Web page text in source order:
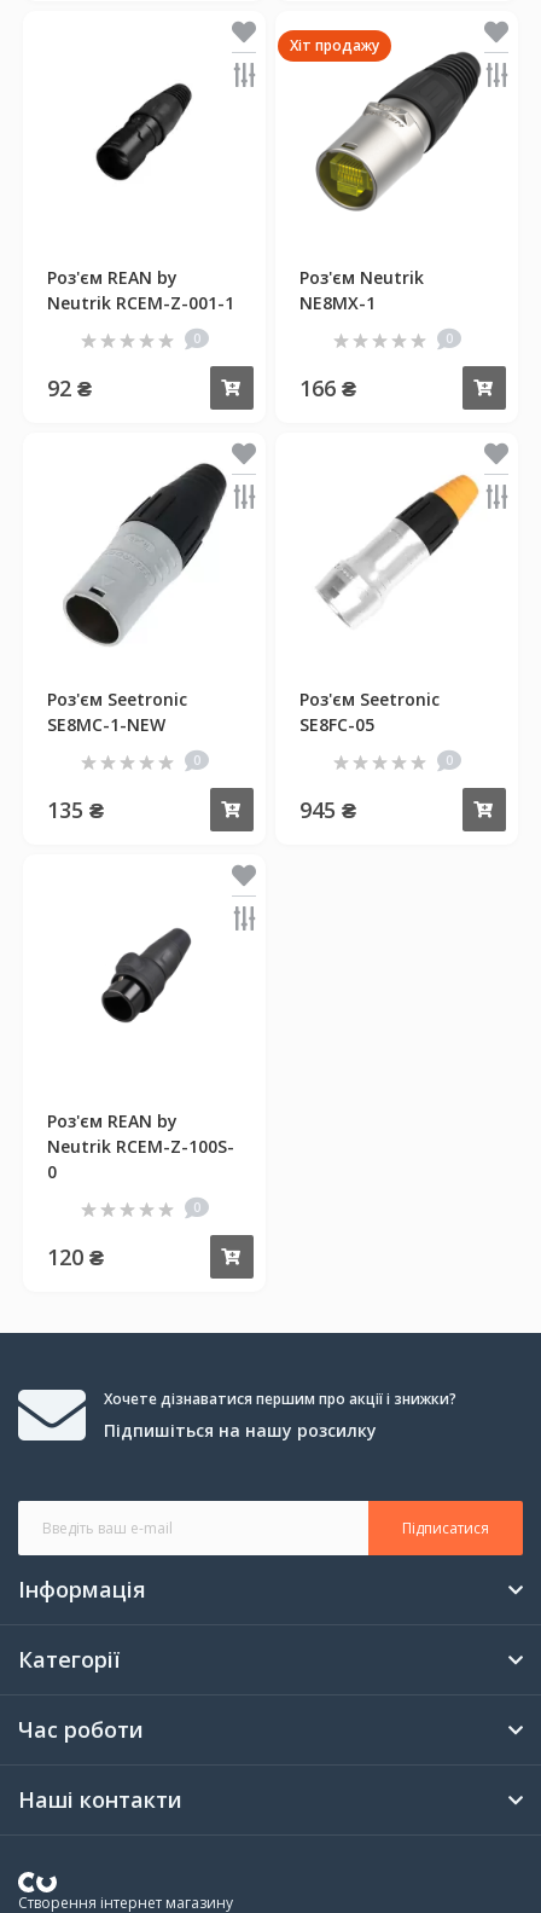
Роз'єм REAN by
Neutrik RCEM-Z-001-1
0
92 ₴ Купити
Хіт продажу
Роз'єм Neutrik
NE8MX-1
0
166 ₴
Роз'єм Seetronic
SE8MC-1-NEW
0
135 ₴ Купити
Роз'єм Seetronic
SE8FC-05
0
945 ₴
Роз'єм REAN by
Neutrik RCEM-Z-100S-
0
0
120 ₴
Хочете дізнаватися першим про акції і знижки?
Підпишіться на нашу розсилку
Підписатися
Інформація
Категорії
Час роботи
Наші контакти
Створення інтернет магазину